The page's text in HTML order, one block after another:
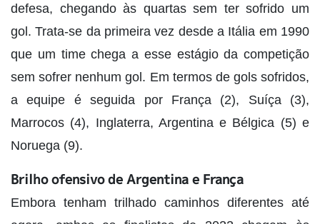
defesa, chegando às quartas sem ter sofrido um
gol. Trata-se da primeira vez desde a Itália em 1990
que um time chega a esse estágio da competição
sem sofrer nenhum gol. Em termos de gols sofridos,
a equipe é seguida por França (2), Suíça (3),
Marrocos (4), Inglaterra, Argentina e Bélgica (5) e
Noruega (9).
Brilho ofensivo de Argentina e França
Embora tenham trilhado caminhos diferentes até